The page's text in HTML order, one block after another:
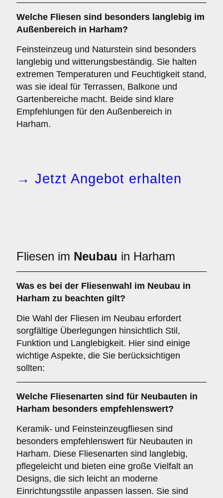
Welche Fliesen sind besonders langlebig im
Außenbereich in Harham?
Feinsteinzeug und Naturstein sind besonders
langlebig und witterungsbeständig. Sie halten
extremen Temperaturen und Feuchtigkeit stand,
was sie ideal für Terrassen, Balkone und
Gartenbereiche macht. Beide sind klare
Empfehlungen für den Außenbereich in
Harham.
→ Jetzt Angebot erhalten
Fliesen im Neubau in Harham
Was es bei der Fliesenwahl im Neubau in
Harham zu beachten gilt?
Die Wahl der Fliesen im Neubau erfordert
sorgfältige Überlegungen hinsichtlich Stil,
Funktion und Langlebigkeit. Hier sind einige
wichtige Aspekte, die Sie berücksichtigen
sollten:
Welche Fliesenarten sind für Neubauten in
Harham besonders empfehlenswert?
Keramik- und Feinsteinzeugfliesen sind
besonders empfehlenswert für Neubauten in
Harham. Diese Fliesenarten sind langlebig,
pflegeleicht und bieten eine große Vielfalt an
Designs, die sich leicht an moderne
Einrichtungsstile anpassen lassen. Sie sind